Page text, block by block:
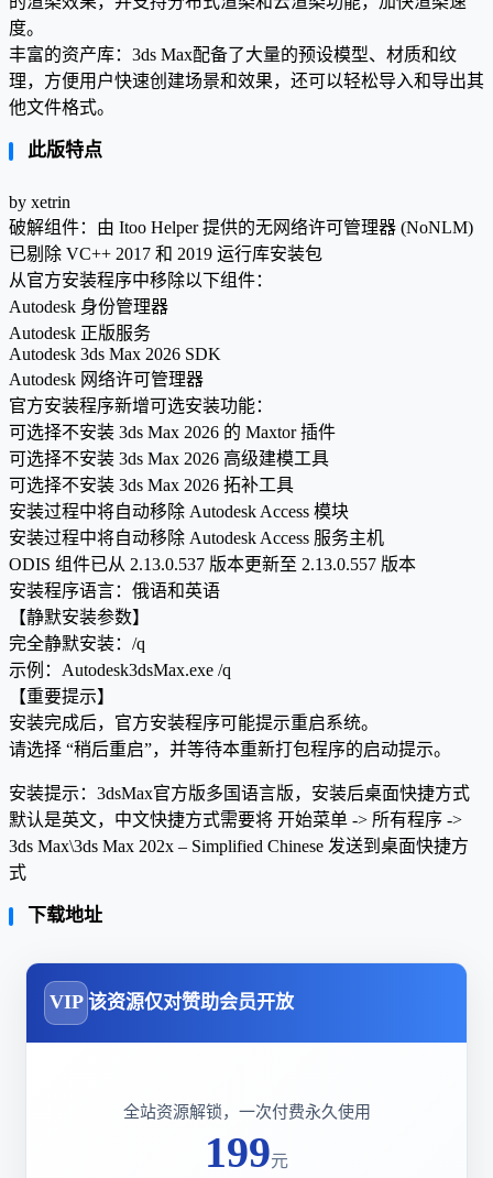
度。
丰富的资产库：3ds Max配备了大量的预设模型、材质和纹
理，方便用户快速创建场景和效果，还可以轻松导入和导出其
他文件格式。
此版特点
by xetrin
破解组件：由 Itoo Helper 提供的无网络许可管理器 (NoNLM)
已剔除 VC++ 2017 和 2019 运行库安装包
从官方安装程序中移除以下组件：
Autodesk 身份管理器
Autodesk 正版服务
Autodesk 3ds Max 2026 SDK
Autodesk 网络许可管理器
官方安装程序新增可选安装功能：
可选择不安装 3ds Max 2026 的 Maxtor 插件
可选择不安装 3ds Max 2026 高级建模工具
可选择不安装 3ds Max 2026 拓补工具
安装过程中将自动移除 Autodesk Access 模块
安装过程中将自动移除 Autodesk Access 服务主机
ODIS 组件已从 2.13.0.537 版本更新至 2.13.0.557 版本
安装程序语言：俄语和英语
【静默安装参数】
完全静默安装：/q
示例：Autodesk3dsMax.exe /q
【重要提示】
安装完成后，官方安装程序可能提示重启系统。
请选择 “稍后重启”，并等待本重新打包程序的启动提示。
安装提示：3dsMax官方版多国语言版，安装后桌面快捷方式
默认是英文，中文快捷方式需要将 开始菜单 -> 所有程序 ->
3ds Max\3ds Max 202x – Simplified Chinese 发送到桌面快捷方
式
下载地址
VIP 该资源仅对赞助会员开放
全站资源解锁，一次付费永久使用
199元